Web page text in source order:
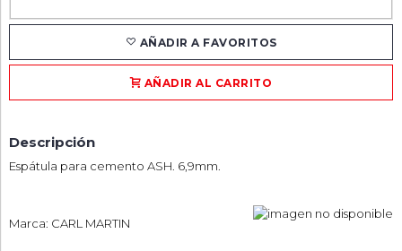
AÑADIR A FAVORITOS
AÑADIR AL CARRITO
Descripción
Espátula para cemento ASH. 6,9mm.
Marca: CARL MARTIN